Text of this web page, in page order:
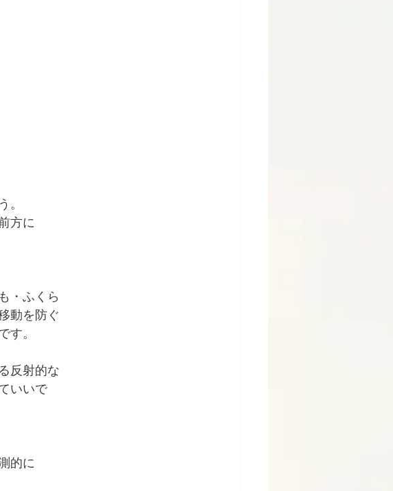
方に
・ふくら
動を防ぐ
。
反射的な
いいで
的に